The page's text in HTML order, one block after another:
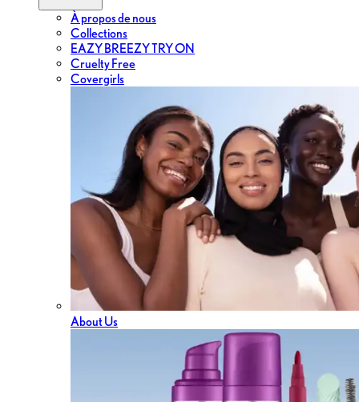
À propos de nous
Collections
EAZY BREEZY TRY ON
Cruelty Free
Covergirls
About Us